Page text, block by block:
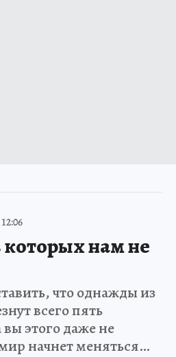
нам не
что однажды из
всего пять
этого даже не
начнет меняться…